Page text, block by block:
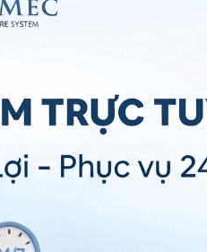
kỹ càng hơn.
để quản lý, theo dõi
Chia sẻ